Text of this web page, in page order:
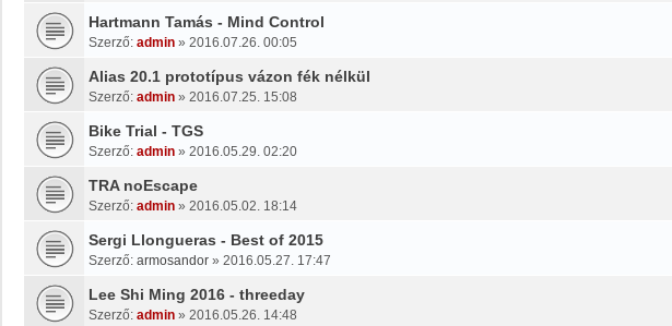
Hartmann Tamás - Mind Control
Szerző: admin » 2016.07.26. 00:05
Alias 20.1 prototípus vázon fék nélkül
Szerző: admin » 2016.07.25. 15:08
Bike Trial - TGS
Szerző: admin » 2016.05.29. 02:20
TRA noEscape
Szerző: admin » 2016.05.02. 18:14
Sergi Llongueras - Best of 2015
Szerző: armosandor » 2016.05.27. 17:47
Lee Shi Ming 2016 - threeday
Szerző: admin » 2016.05.26. 14:48